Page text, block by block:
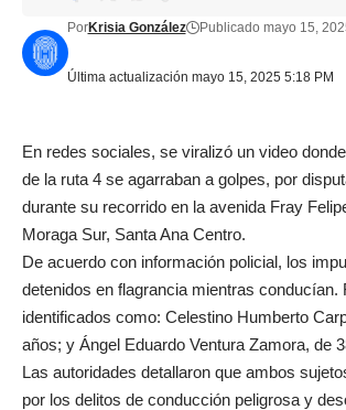
Última actualización mayo 15, 2025 5:18 PM
PorKrisia González Publicado mayo 15,
En redes sociales, se viralizó un video
de la ruta 4 se agarraban a golpes, por
durante su recorrido en la avenida Fray
Moraga Sur, Santa Ana Centro.
De acuerdo con información policial, los
detenidos en flagrancia mientras conducían.
identificados como: Celestino Humberto
años; y Ángel Eduardo Ventura Zamora, de
Las autoridades detallaron que ambos
por los delitos de conducción peligrosa y